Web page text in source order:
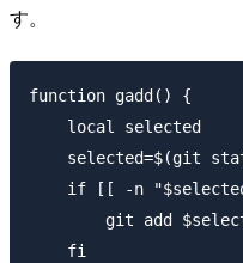
す。
function gadd() {
    local selected
selected=$(git
if [[ -n
git add
    fi